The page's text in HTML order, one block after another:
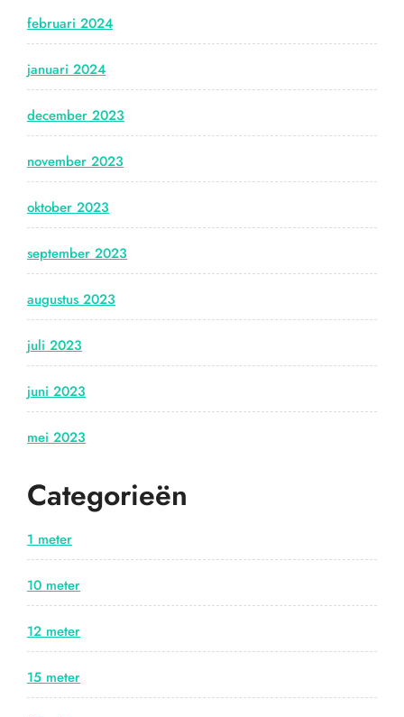
februari 2024
januari 2024
december 2023
november 2023
oktober 2023
september 2023
augustus 2023
juli 2023
juni 2023
mei 2023
Categorieën
1 meter
10 meter
12 meter
15 meter